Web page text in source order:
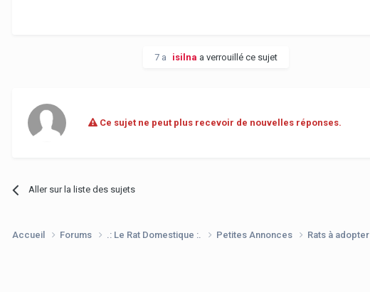
7 a isilna a verrouillé ce sujet
Ce sujet ne peut plus recevoir de nouvelles réponses.
Aller sur la liste des sujets
Accueil Forums .: Le Rat Domestique :. Petites Annonces Rats à adopter